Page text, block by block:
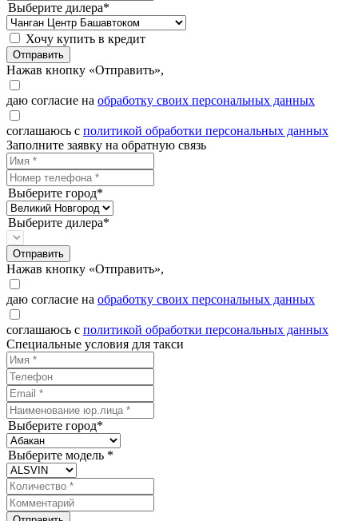
Выберите дилера*
Хочу купить в кредит
Отправить
Нажав кнопку «Отправить»,
даю согласие на обработку своих персональных данных
соглашаюсь с политикой обработки персональных данных
Заполните заявку на обратную связь
Выберите город*
Выберите дилера*
Отправить
Нажав кнопку «Отправить»,
даю согласие на обработку своих персональных данных
соглашаюсь с политикой обработки персональных данных
Специальные условия для такси
Выберите город*
Выберите модель *